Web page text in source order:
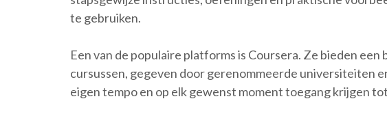
te gebruiken.
Een van de populaire platforms is Coursera. Ze bieden een
cursussen, gegeven door gerenommeerde universiteiten
eigen tempo en op elk gewenst moment toegang krijgen